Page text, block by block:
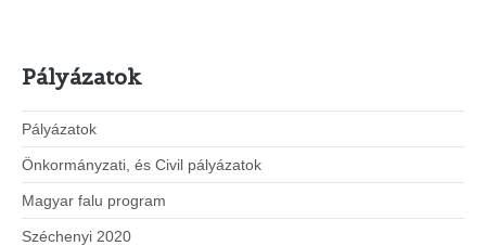
Pályázatok
Pályázatok
Önkormányzati, és Civil pályázatok
Magyar falu program
Széchenyi 2020